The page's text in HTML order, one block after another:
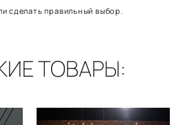
сделать правильный выбор.
ТОВАРЫ: